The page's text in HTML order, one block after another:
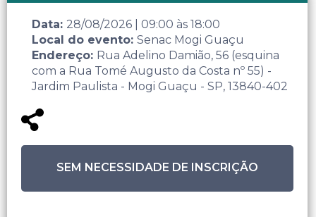
Data: 28/08/2026 09:00 às 18:00
Local do evento: Senac Mogi Guaçu
Endereço: Rua Adelino Damião, 56 (esquina
com a Rua Tomé Augusto da Costa nº 55) -
Jardim Paulista - Mogi Guaçu - SP, 13840-402
SEM NECESSIDADE DE INSCRIÇÃO